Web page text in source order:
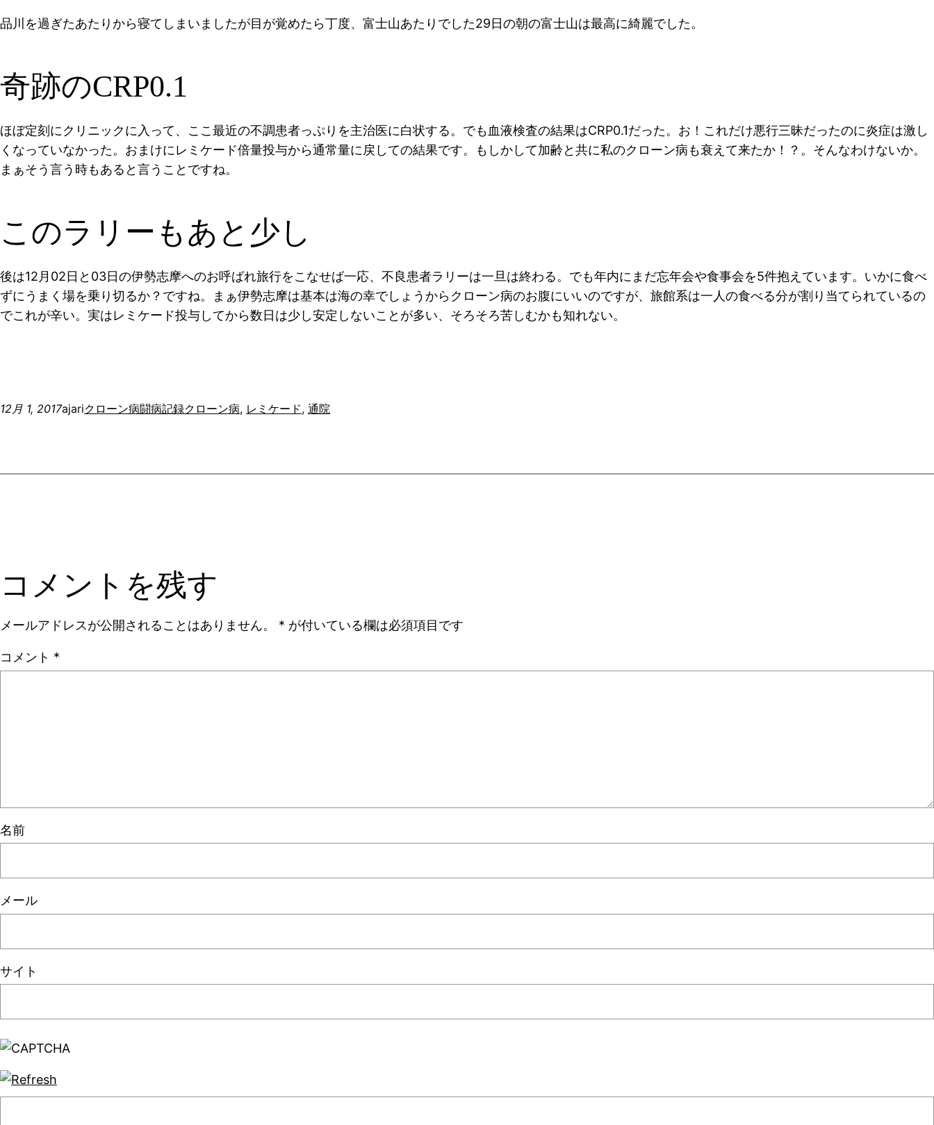
品川を過ぎたあたりから寝てしまいましたが目が覚めたら丁度、富士山あたりでした29日の朝の富士山は最高に綺麗でした。
奇跡のCRP0.1
ほぼ定刻にクリニックに入って、ここ最近の不調患者っぷりを主治医に白状する。でも血液検査の結果はCRP0.1だった。お！これだけ悪行三昧だったのに炎症は激し
くなっていなかった。おまけにレミケード倍量投与から通常量に戻しての結果です。もしかして加齢と共に私のクローン病も衰えて来たか！？。そんなわけないか。
まぁそう言う時もあると言うことですね。
このラリーもあと少し
後は12月02日と03日の伊勢志摩へのお呼ばれ旅行をこなせば一応、不良患者ラリーは一旦は終わる。でも年内にまだ忘年会や食事会を5件抱えています。いかに食べ
ずにうまく場を乗り切るか？ですね。まぁ伊勢志摩は基本は海の幸でしょうからクローン病のお腹にいいのですが、旅館系は一人の食べる分が割り当てられているの
でこれが辛い。実はレミケード投与してから数日は少し安定しないことが多い、そろそろ苦しむかも知れない。
12月 1, 2017ajariクローン病闘病記録クローン病, レミケード, 通院
コメントを残す
メールアドレスが公開されることはありません。 * が付いている欄は必須項目です
コメント *
名前
メール
サイト